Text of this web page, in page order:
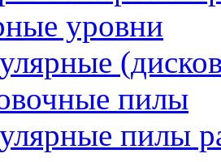
уровни
пилы
пилы